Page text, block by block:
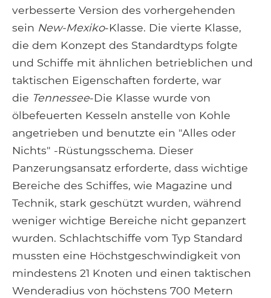
verbesserte Version des vorhergehenden
sein New-Mexiko-Klasse. Die vierte Klasse,
die dem Konzept des Standardtyps folgte
und Schiffe mit ähnlichen betrieblichen und
taktischen Eigenschaften forderte, war
die Tennessee-Die Klasse wurde von
ölbefeuerten Kesseln anstelle von Kohle
angetrieben und benutzte ein "Alles oder
Nichts" -Rüstungsschema. Dieser
Panzerungsansatz erforderte, dass wichtige
Bereiche des Schiffes, wie Magazine und
Technik, stark geschützt wurden, während
weniger wichtige Bereiche nicht gepanzert
wurden. Schlachtschiffe vom Typ Standard
mussten eine Höchstgeschwindigkeit von
mindestens 21 Knoten und einen taktischen
Wenderadius von höchstens 700 Metern